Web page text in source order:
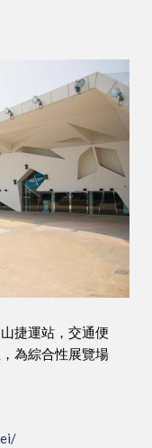
捷運站，交通便
為綜合性展覽場